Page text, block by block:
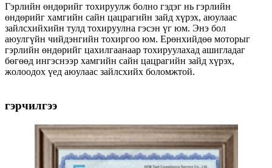
Гэрлийн өндөрийг тохируулж болно гэдэг нь гэрлийн
өндөрийг хамгийн сайн цацрагийн зайд хүрэх, аюулаас
зайлсхийхийн тулд тохируулна гэсэн үг юм. Энэ бол
аюулгүйн чийдэнгийн тохиргоо юм. Ерөнхийдөө моторыг
гэрлийн өндөрийг цахилгаанаар тохируулахад ашигладаг
бөгөөд ингэснээр хамгийн сайн цацрагийн зайд хүрэх,
жолоодох үед аюулаас зайлсхийх боломжтой.
гэрчилгээ